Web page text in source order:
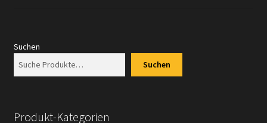
Suchen
Suchen
Produkt-Kategorien